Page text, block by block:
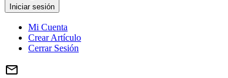
Iniciar sesión
Mi Cuenta
Crear Artículo
Cerrar Sesión